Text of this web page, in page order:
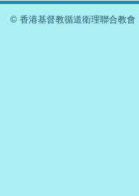
© 香港基督教循道衛理聯合教會 |